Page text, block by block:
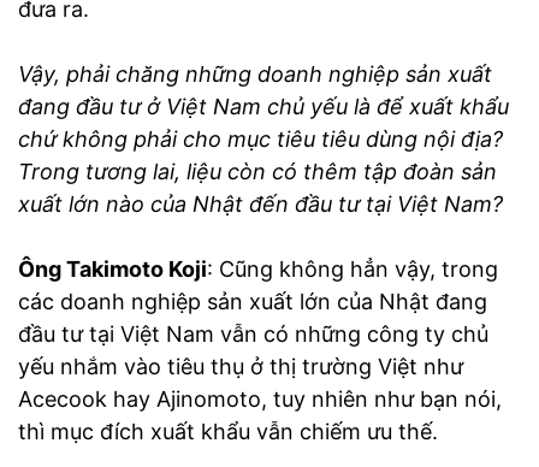
đưa ra.
Vậy, phải chăng những doanh nghiệp sản xuất
đang đầu tư ở Việt Nam chủ yếu là để xuất khẩu
chứ không phải cho mục tiêu tiêu dùng nội địa?
Trong tương lai, liệu còn có thêm tập đoàn sản
xuất lớn nào của Nhật đến đầu tư tại Việt Nam?
Ông Takimoto Koji: Cũng không hẳn vậy, trong
các doanh nghiệp sản xuất lớn của Nhật đang
đầu tư tại Việt Nam vẫn có những công ty chủ
yếu nhắm vào tiêu thụ ở thị trường Việt như
Acecook hay Ajinomoto, tuy nhiên như bạn nói,
thì mục đích xuất khẩu vẫn chiếm ưu thế.